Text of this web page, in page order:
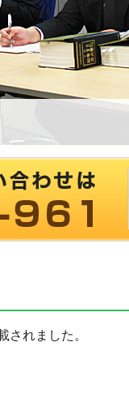
されました。